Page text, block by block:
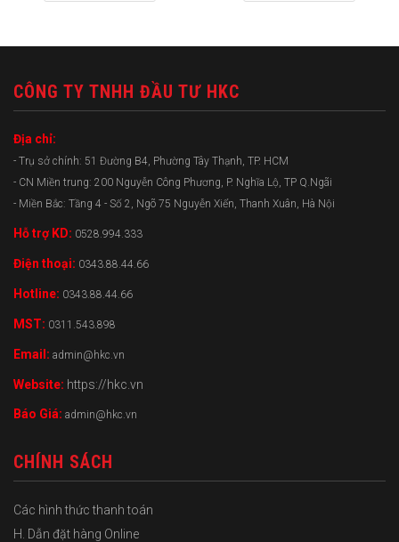
CÔNG TY TNHH ĐẦU TƯ HKC
Địa chỉ:
- Trụ sở chính: 51 Đường B4, Phường Tây Thạnh, TP. HCM
- CN Miền trung: 200 Nguyễn Công Phương, P. Nghĩa Lộ, TP Q.Ngãi
- Miền Bắc: Tầng 4 - Số 2, Ngõ 75 Nguyễn Xiển, Thanh Xuân, Hà Nội
Hỗ trợ KD: 0528.994.333
Điện thoại: 0343.88.44.66
Hotline: 0343.88.44.66
MST: 0311.543.898
Email: admin@hkc.vn
Website: https://hkc.vn
Báo Giá: admin@hkc.vn
CHÍNH SÁCH
Các hình thức thanh toán
H. Dẫn đặt hàng Online